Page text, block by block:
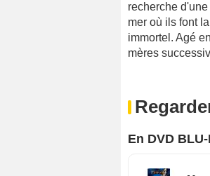
recherche
mer où ils font
immortel. Agé
mères
En DVD BLU-